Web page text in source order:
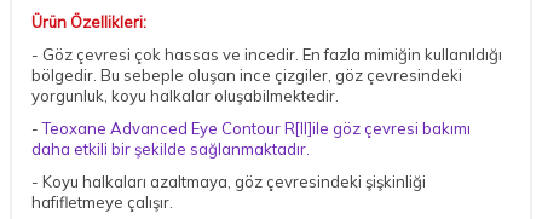
Ürün Özellikleri:
- Göz çevresi çok hassas ve incedir. En fazla mimiğin kullanıldığı
bölgedir. Bu sebeple oluşan ince çizgiler, göz çevresindeki
yorgunluk, koyu halkalar oluşabilmektedir.
-Teoxane Advanced Eye Contour R[II]ile göz çevresi bakımı
daha etkili bir şekilde sağlanmaktadır.
- Koyu halkaları azaltmaya, göz çevresindeki şişkinliği
hafifletmeye çalışır.